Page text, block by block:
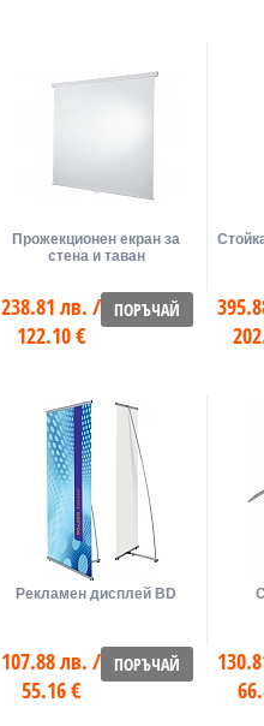
ПОРЪЧАЙ
238.81 лв. /
122.10 €
Прожекционен екран за
стена и таван
ПОРЪЧАЙ
107.88 лв. /
55.16 €
Рекламен дисплей BD